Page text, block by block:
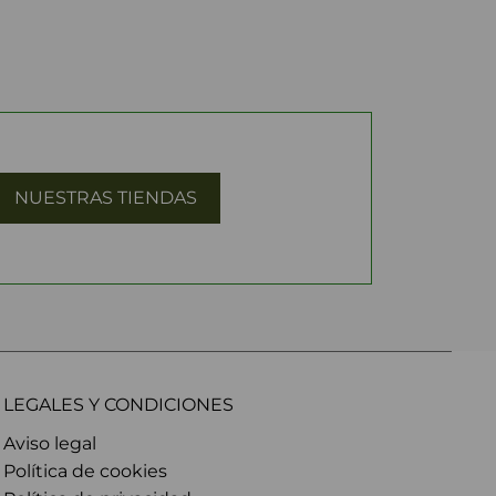
NUESTRAS TIENDAS
LEGALES Y CONDICIONES
Aviso legal
Política de cookies